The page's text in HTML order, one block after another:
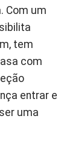
Com um
tem
com
entrar e
uma